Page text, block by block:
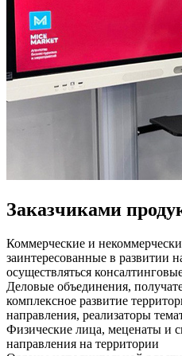
Заказчиками
Коммерческие и
заинтересованные в развитии
осуществляться
Деловые объединения,
комплексное развитие
направления, реализаторы
Физические лица, меценаты и
направления на территории